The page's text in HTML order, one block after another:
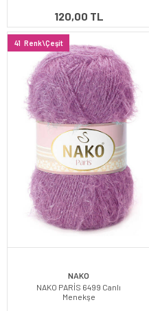
120,00 TL
41 Renk\Çeşit
NAKO
NAKO PARİS 6499 Canlı
Menekşe